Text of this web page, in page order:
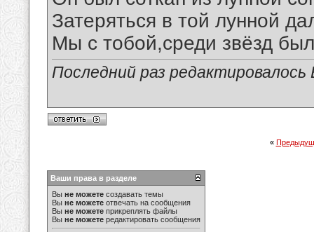
Затеряться в той лунной
Мы с тобой,среди звёзд
Последний раз
«
Ваши права в разделе
Вы не можете создавать темы
Вы не можете отвечать на сообщения
Вы не можете прикреплять файлы
Вы не можете редактировать сообщения